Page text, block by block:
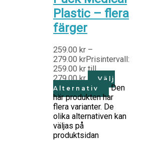
Plastic – flera
färger
259.00 kr –
279.00 krPrisintervall:
259.00 kr till
279.00 kr
Välj
Alternativ
Den
här produkten har
flera varianter. De
olika alternativen kan
väljas på
produktsidan